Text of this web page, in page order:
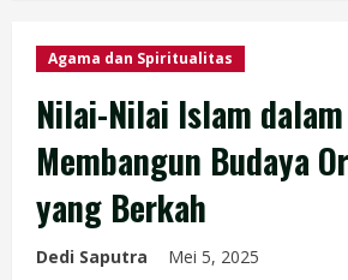
Agama dan Spiritualitas
Nilai-Nilai Islam dalam
Membangun Budaya
yang Berkah
Dedi Saputra Mei 5, 2025